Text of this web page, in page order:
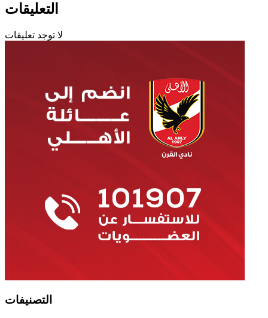
التعليقات
لا توجد تعليقات
التصنيفات